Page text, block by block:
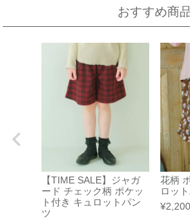
京阪
大阪府守口
京阪百貨
近鉄百
奈良県生駒
近鉄百貨
2026.08.19
伊勢
子供服売場
【開催期間】
2026.08.1
西武渋
A館 6階
2026.08.4
おすすめ商
【TIME SALE】ジャガ
ード チェック柄 ポケッ
ト付き キュロットパン
ツ
花柄
ロッ
¥2,200